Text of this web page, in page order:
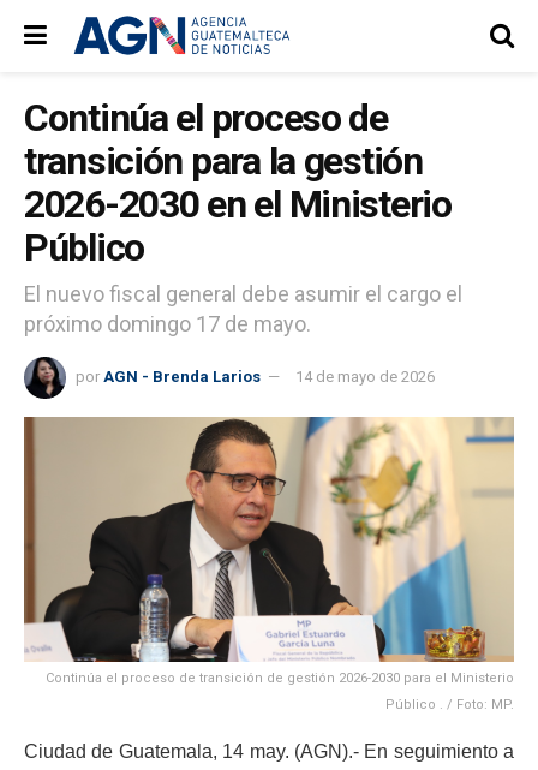
Continúa el proceso de
transición para la gestión
2026-2030 en el Ministerio
Público
El nuevo fiscal general debe asumir el cargo el
próximo domingo 17 de mayo.
por AGN - Brenda Larios 14 de mayo de 2026
Continúa el proceso de transición de gestión 2026-2030 para el Ministerio
Público . / Foto: MP.
Ciudad de Guatemala, 14 may. (AGN).- En seguimiento a